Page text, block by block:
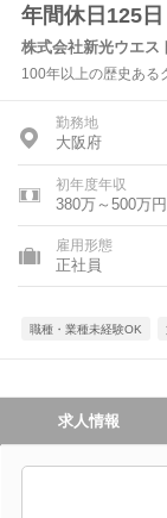
年間休日125日
株式会社新光ウエス
100年以上の歴史ある
勤務地
大阪府
初年度年収
380万～500万円
雇用形態
正社員
職種・業種未経験OK
求人情報